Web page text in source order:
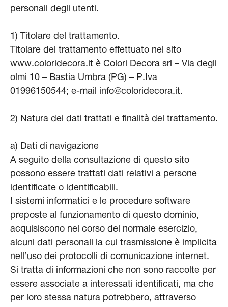
personali degli utenti.
1) Titolare del trattamento.
Titolare del trattamento effettuato nel sito
www.coloridecora.it è Colori Decora srl – Via degli
olmi 10 – Bastia Umbra (PG) – P.Iva
01996150544; e-mail info@coloridecora.it.
2) Natura dei dati trattati e finalità del trattamento.
a) Dati di navigazione
A seguito della consultazione di questo sito
possono essere trattati dati relativi a persone
identificate o identificabili.
I sistemi informatici e le procedure software
preposte al funzionamento di questo dominio,
acquisiscono nel corso del normale esercizio,
alcuni dati personali la cui trasmissione è implicita
nell’uso dei protocolli di comunicazione internet.
Si tratta di informazioni che non sono raccolte per
essere associate a interessati identificati, ma che
per loro stessa natura potrebbero, attraverso